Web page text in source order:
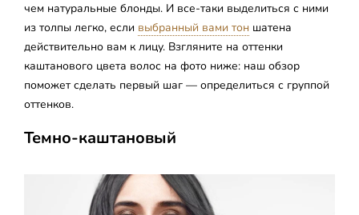
чем натуральные блонды. И все-таки выделиться с ними
из толпы легко, если выбранный вами тон шатена
действительно вам к лицу. Взгляните на оттенки
каштанового цвета волос на фото ниже: наш обзор
поможет сделать первый шаг — определиться с группой
оттенков.
Темно-каштановый